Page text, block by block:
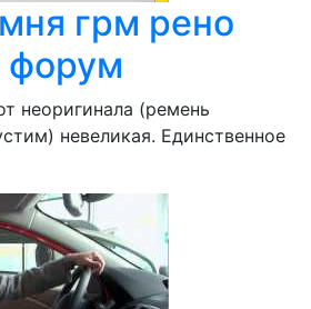
грм рено
форум
неоригинала (ремень
невеликая. Единственное